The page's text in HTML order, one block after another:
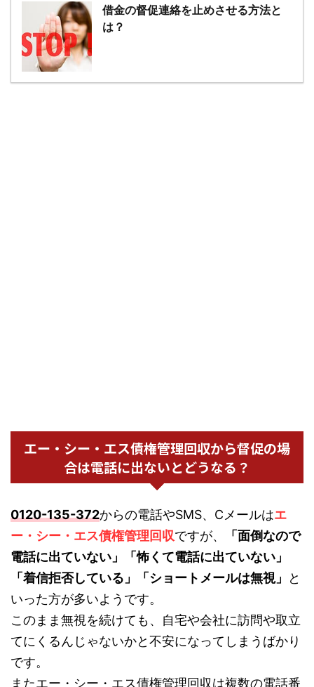
借金の督促連絡を止めさせる方法と
は？
エー・シー・エス債権管理回収から督促の場
合は電話に出ないとどうなる？
0120-135-372からの電話やSMS、Cメールはエ
ー・シー・エス債権管理回収ですが、
「面倒なので
電話に出ていない」「怖くて電話に出ていない」
「着信拒否している」「ショートメールは無視」
と
いった方が多いようです。
このまま無視を続けても、自宅や会社に訪問や取立
てにくるんじゃないかと不安になってしまうばかり
です。
またエー・シー・エス債権管理回収は複数の電話番